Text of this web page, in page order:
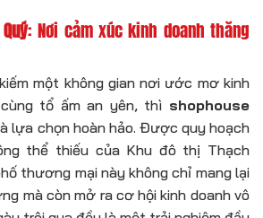
: Nơi cảm xúc kinh doanh thăng
một không gian nơi ước mơ kinh
tổ ấm an yên, thì shophouse
lựa chọn hoàn hảo. Được quy hoạch
thể thiếu của Khu đô thị Thạch
thương mại này không chỉ mang lại
mà còn mở ra cơ hội kinh doanh vô